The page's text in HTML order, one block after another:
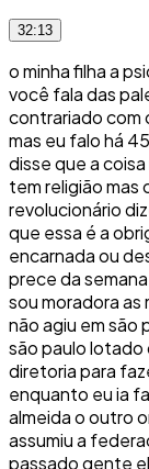
32:13
o minha filha a
você fala das
contrariado com
mas eu falo há
disse que a
tem religião mas
revolucionário
que essa é a
encarnada ou
prece da
sou moradora as
não agiu em são
são paulo lotado
diretoria para
enquanto eu ia
almeida o outro
assumiu a
passado gente